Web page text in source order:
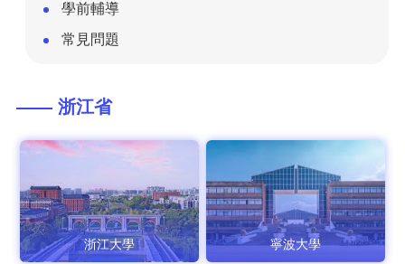
學前輔導
常見問題
—— 浙江省
浙江大學 寧波大學